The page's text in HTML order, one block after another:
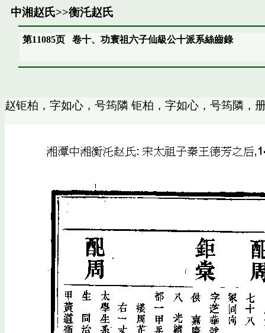
中湘赵氏>>衡汑赵氏
第11085页卷十、功寰祖六子仙級公十派系絲齒錄
赵钜柏，字如心，号筠隣 钜柏，字如心，号筠隣，